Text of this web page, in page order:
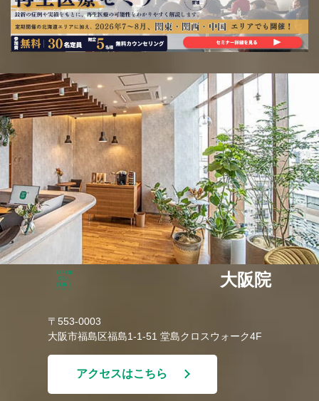
大阪院
〒553-0003
大阪市福島区福島1-1-51 堂島クロスウォーク4F
アクセスはこちら